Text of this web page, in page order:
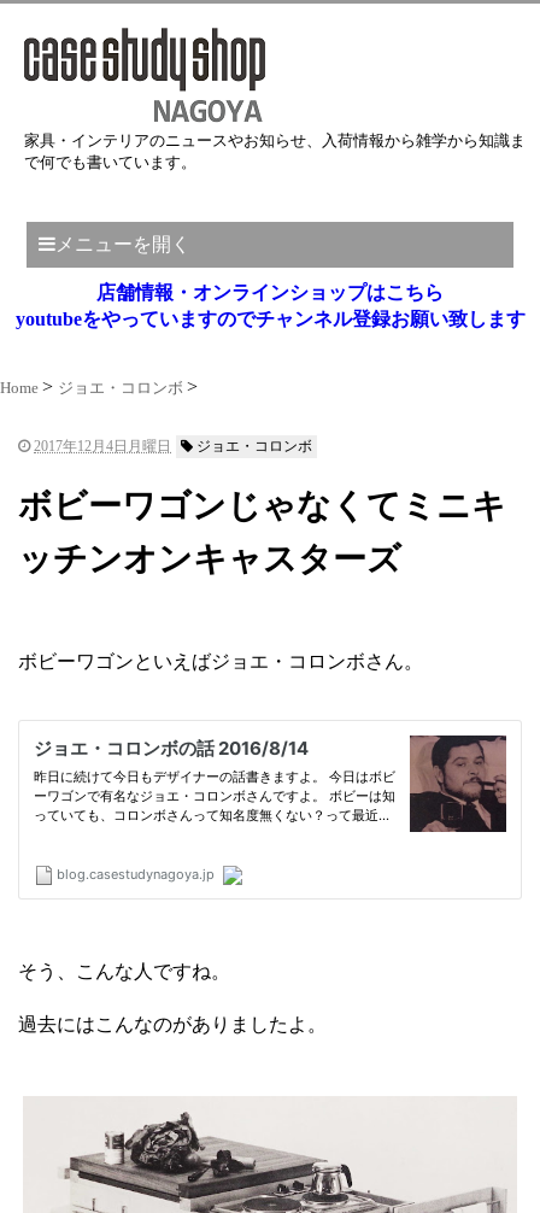
家具・インテリアのニュースやお知らせ、入荷情報から雑学から知識ま
で何でも書いています。
メニューを開く
店舗情報・オンラインショップはこちら
youtubeをやっていますのでチャンネル登録お願い致します
Home ジョエ・コロンボ
2017年12月4日月曜日 ジョエ・コロンボ
ボビーワゴンじゃなくてミニキ
ッチンオンキャスターズ
ボビーワゴンといえばジョエ・コロンボさん。
そう、こんな人ですね。
過去にはこんなのがありましたよ。